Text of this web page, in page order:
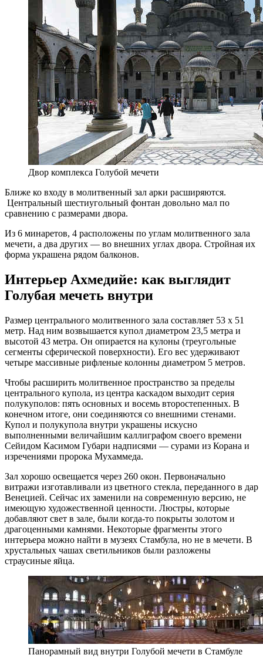
Двор комплекса Голубой мечети
Ближе ко входу в молитвенный зал арки расширяются.
Центральный шестиугольный фонтан довольно мал по
сравнению с размерами двора.
Из 6 минаретов, 4 расположены по углам молитвенного зала
мечети, а два других — во внешних углах двора. Стройная их
форма украшена рядом балконов.
Интерьер Ахмедийе: как выглядит
Голубая мечеть внутри
Размер центрального молитвенного зала составляет 53 х 51
метр. Над ним возвышается купол диаметром 23,5 метра и
высотой 43 метра. Он опирается на кулоны (треугольные
сегменты сферической поверхности). Его вес удерживают
четыре массивные рифленые колонны диаметром 5 метров.
Чтобы расширить молитвенное пространство за пределы
центрального купола, из центра каскадом выходит серия
полукуполов: пять основных и восемь второстепенных. В
конечном итоге, они соединяются со внешними стенами.
Купол и полукупола внутри украшены искусно
выполненными величайшим каллиграфом своего времени
Сейидом Касимом Губари надписями — сурами из Корана и
изречениями пророка Мухаммеда.
Зал хорошо освещается через 260 окон. Первоначально
витражи изготавливали из цветного стекла, переданного в дар
Венецией. Сейчас их заменили на современную версию, не
имеющую художественной ценности. Люстры, которые
добавляют свет в зале, были когда-то покрыты золотом и
драгоценными камнями. Некоторые фрагменты этого
интерьера можно найти в музеях Стамбула, но не в мечети. В
хрустальных чашах светильников были разложены
страусиные яйца.
Панорамный вид внутри Голубой мечети в Стамбуле